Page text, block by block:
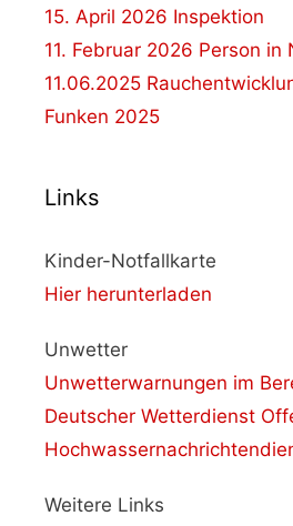
15. April 2026 Inspektion
11. Februar 2026 Person in
11.06.2025
Funken 2025
Links
Kinder-Notfallkarte
Hier herunterladen
Unwetter
Unwetterwarnungen im
Deutscher Wetterdienst
Weitere Links